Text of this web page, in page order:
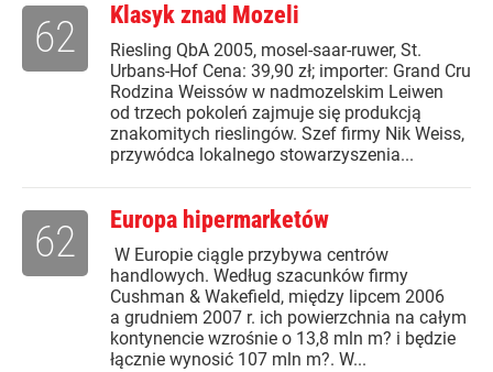
Klasyk znad Mozeli
Riesling QbA 2005, mosel-saar-ruwer, St.
Urbans-Hof Cena: 39,90 zł; importer: Grand Cru
Rodzina Weissów w nadmozelskim Leiwen
od trzech pokoleń zajmuje się produkcją
znakomitych rieslingów. Szef firmy Nik Weiss,
przywódca lokalnego stowarzyszenia...
62
Europa hipermarketów
W Europie ciągle przybywa centrów
handlowych. Według szacunków firmy
Cushman & Wakefield, między lipcem 2006
a grudniem 2007 r. ich powierzchnia na całym
kontynencie wzrośnie o 13,8 mln m? i będzie
łącznie wynosić 107 mln m?. W...
62